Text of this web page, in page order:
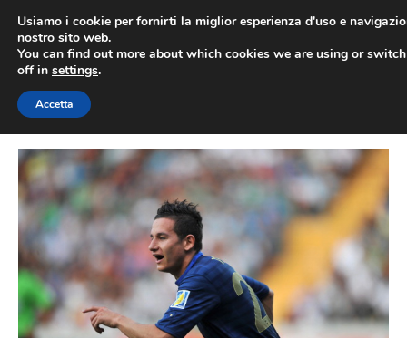
contenuto
Usiamo i cookie per fornirti la miglior esperienza d'uso e
nostro sito web.
You can find out more about which cookies we are using or
off in settings.
Accetta